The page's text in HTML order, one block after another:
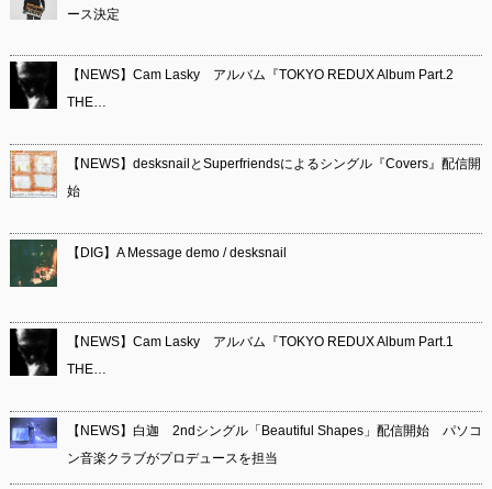
ース決定
【NEWS】Cam Lasky アルバム『TOKYO REDUX Album Part.2
THE…
【NEWS】desksnailとSuperfriendsによるシングル『Covers』配信開
始
【DIG】A Message demo / desksnail
【NEWS】Cam Lasky アルバム『TOKYO REDUX Album Part.1
THE…
【NEWS】白迦 2ndシングル「Beautiful Shapes」配信開始 パソコ
ン音楽クラブがプロデュースを担当